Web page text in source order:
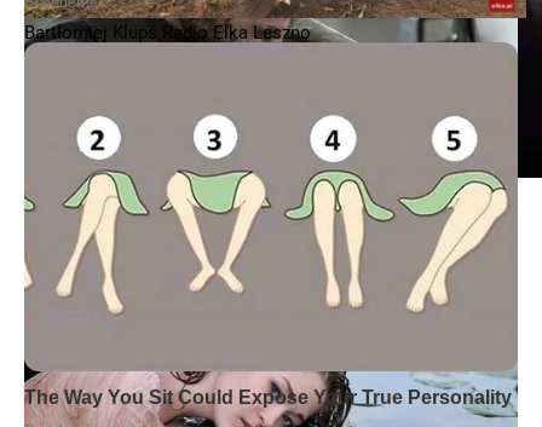
KM PSP KONIN
Bartłomiej Klupś Radio Elka Leszno